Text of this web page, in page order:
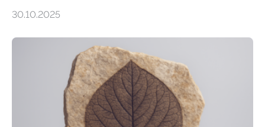
erfüllen können, müssen zahlreiche Enzyme präzise in
der Ruhr-Universität Bochum um Prof. Dr. Ralf Erdmann
und Dr. Ismaila Francis Yusuf hat nun einen bislang
unbekannten Qualitätskontrollmechanismus des
peroxisomalen Proteintransports in der Bäckerhefe
Saccharomyces cerevisiae entdeckt, der für die
Funktionsfähigkeit der Organellen entscheidend ist. Die
30.10.2025